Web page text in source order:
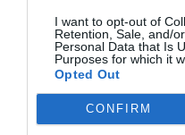
I want to opt-out of
Retention, Sale, and/
Personal Data that Is
Purposes for which it
Opted Out
CONFIRM
2025. 10. 31.
Kategóriák